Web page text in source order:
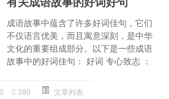
成语故事中蕴含了许多好词佳句，它们
不仅语言优美，而且寓意深刻，是中华
文化的重要组成部分。以下是一些成语
故事中的好词佳句： 好词 专心致志 ：
0 380 文章列表